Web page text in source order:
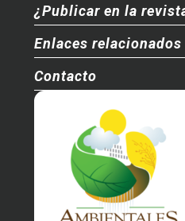
¿Publicar en la
Enlaces relacionados
Contacto